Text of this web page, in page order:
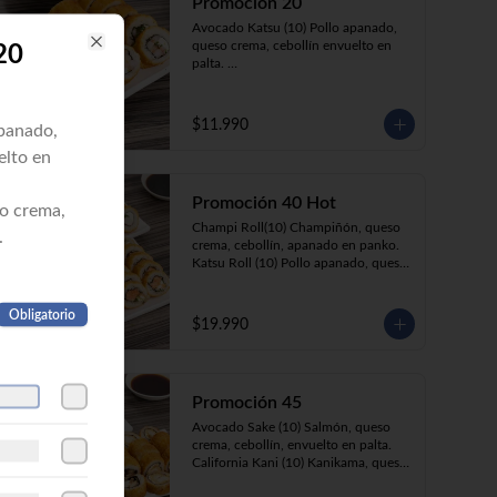
Avocado Katsu (10) Pollo apanado,
queso crema, cebollín envuelto en
palta.
$11.990
Promoción 40 Hot
Champi Roll(10) Champiñón, queso
crema, cebollín, apanado en panko.
Katsu Roll (10) Pollo apanado, queso
cebollín, apanado en panko.
Kani Roll(10) Kanikama, queso
$19.990
Promoción 45
Avocado Sake (10) Salmón, queso
crema, cebollín, envuelto en palta.
California Kani (10) Kanikama, queso
en
crema,
Obligatorio
Close